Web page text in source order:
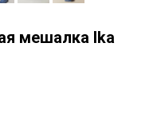
мешалка Ika